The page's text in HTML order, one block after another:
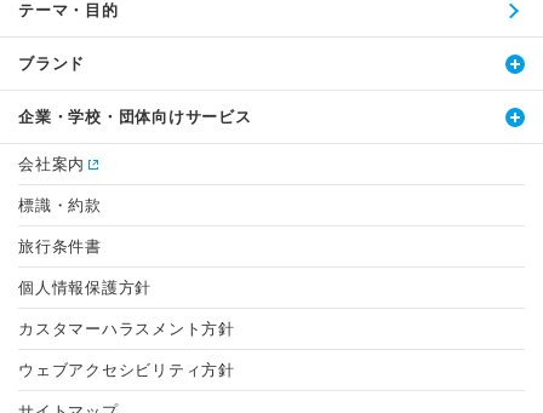
テーマ・目的
ブランド
企業・学校・団体向けサービス
会社案内
標識・約款
旅行条件書
個人情報保護方針
カスタマーハラスメント方針
ウェブアクセシビリティ方針